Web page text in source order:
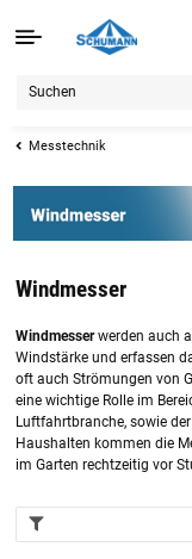
Messtechnik
Windmesser
Windmesserwerden auch
Windstärke und erfassen
oft auch Strömungen von
eine wichtige Rolle im
Luftfahrtbranche, sowie
Haushalten kommen die
im Garten rechtzeitig vor